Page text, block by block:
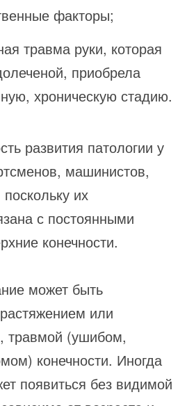
факторы;
травма руки, которая
приобрела
хроническую стадию.
развития патологии у
машинистов,
их
с постоянными
конечности.
может быть
или
травмой (ушибом,
конечности. Иногда
появиться без видимой